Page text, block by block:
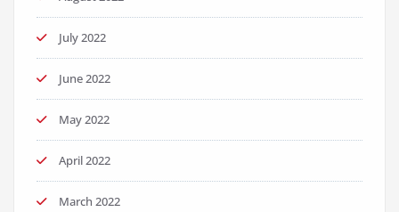
July 2022
June 2022
May 2022
April 2022
March 2022